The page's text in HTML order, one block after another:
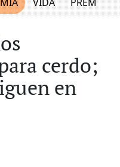
cerdo;
en